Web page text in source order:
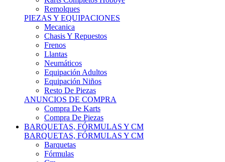
PIEZAS Y EQUIPACIONES
Mecanica
Chasis Y Repuestos
Frenos
Llantas
Neumáticos
Equipación Adultos
Equipación Niños
Resto De Piezas
ANUNCIOS DE COMPRA
Compra De Karts
Compra De Piezas
BARQUETAS, FÓRMULAS Y CM
BARQUETAS, FÓRMULAS Y CM
Barquetas
Fórmulas
Cm
Prototipos